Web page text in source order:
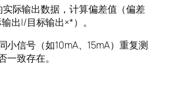
际输出数据，计算偏差值（偏差
出|/目标输出×*）。
小信号（如10mA、15mA）重复测
一致存在。